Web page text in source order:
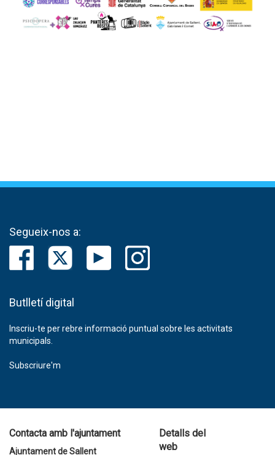
Segueix-nos a:
Butlletí digital
Inscriu-te per rebre informació puntual sobre les activitats
municipals.
Subscriure'm
Contacta amb l'ajuntament
Ajuntament de Sallent
Detalls del
web